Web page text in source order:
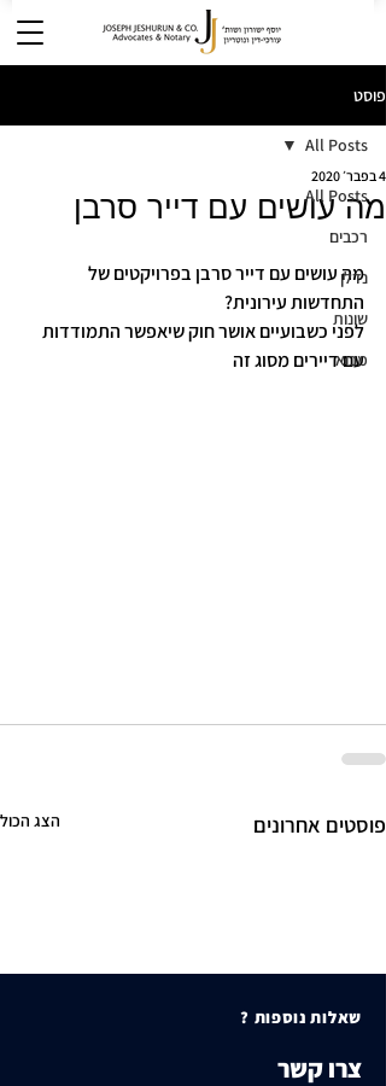
פוסט
All Posts
רכבים
נדלן
שונות
מבוא
All Posts
מה עושים עם דייר סרבן
4 בפבר׳ 2020
מה עושים עם דייר סרבן בפרויקטים של
התחדשות עירונית?
לפני כשבועיים אושר חוק שיאפשר התמודדות
עם דיירים מסוג זה
פוסטים אחרונים הצג הכול
שאלות נוספות ?
צרו קשר